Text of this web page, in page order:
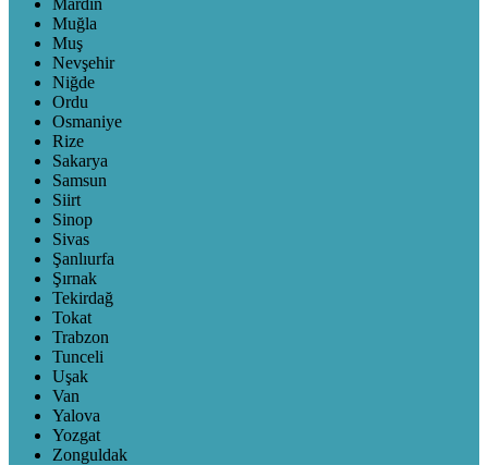
Mardin
Muğla
Muş
Nevşehir
Niğde
Ordu
Osmaniye
Rize
Sakarya
Samsun
Siirt
Sinop
Sivas
Şanlıurfa
Şırnak
Tekirdağ
Tokat
Trabzon
Tunceli
Uşak
Van
Yalova
Yozgat
Zonguldak